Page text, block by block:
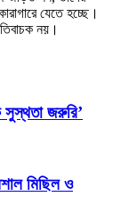
যেতে হচ্ছে।
নয়।
সুস্থতা জরুরি’
মিছিল ও